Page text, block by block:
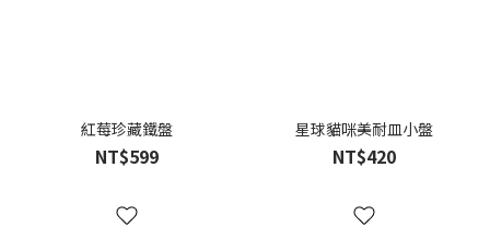
紅莓珍藏鐵盤
NT$599
星球貓咪美耐皿小盤
NT$420